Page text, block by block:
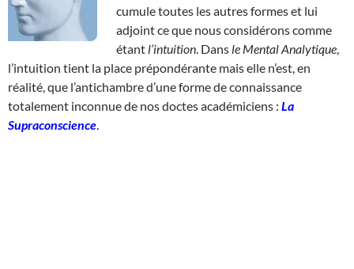
cumule toutes les autres formes et lui
adjoint ce que nous considérons comme
étant l’intuition . Dans le Mental Analytique
l’intuition tient la place prépondérante mais elle n’est, en
réalité, que l’antichambre d’une forme de connaissance
totalement inconnue de nos doctes académiciens : La
Supraconscience